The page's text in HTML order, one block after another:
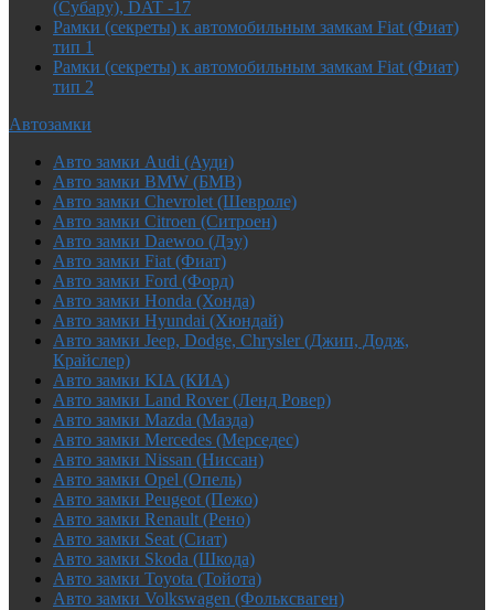
(Субару), DAT -17
Рамки (секреты) к автомобильным замкам Fiat (Фиат)
тип 1
Рамки (секреты) к автомобильным замкам Fiat (Фиат)
тип 2
Автозамки
Авто замки Audi (Ауди)
Авто замки BMW (БМВ)
Авто замки Chevrolet (Шевроле)
Авто замки Citroen (Ситроен)
Авто замки Daewoo (Дэу)
Авто замки Fiat (Фиат)
Авто замки Ford (Форд)
Авто замки Honda (Хонда)
Авто замки Hyundai (Хюндай)
Авто замки Jeep, Dodge, Chrysler (Джип, Додж,
Крайслер)
Авто замки KIA (КИА)
Авто замки Land Rover (Ленд Ровер)
Авто замки Mazda (Мазда)
Авто замки Mercedes (Мерседес)
Авто замки Nissan (Ниссан)
Авто замки Opel (Опель)
Авто замки Peugeot (Пежо)
Авто замки Renault (Рено)
Авто замки Seat (Сиат)
Авто замки Skoda (Шкода)
Авто замки Toyota (Тойота)
Авто замки Volkswagen (Фольксваген)